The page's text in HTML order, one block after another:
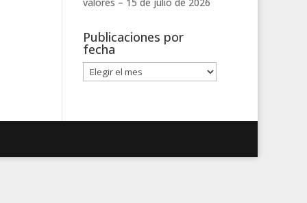
Publicaciones por
fecha
Publicaciones
por